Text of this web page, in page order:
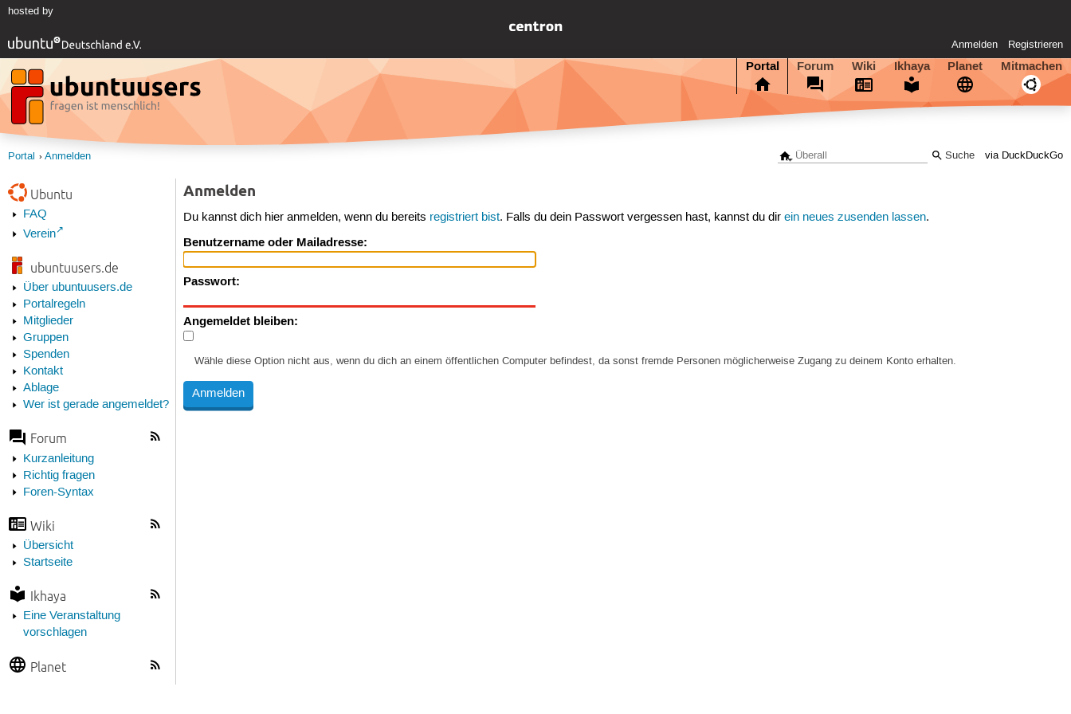
hosted by
Anmelden Registrieren
Portal Forum Wiki Ikhaya Planet Mitmachen
via DuckDuckGo
Portal Anmelden
Ubuntu
FAQ
Verein
ubuntuusers.de
Über ubuntuusers.de
Portalregeln
Mitglieder
Gruppen
Spenden
Kontakt
Ablage
Wer ist gerade angemeldet?
Forum
Kurzanleitung
Richtig fragen
Foren-Syntax
Wiki
Übersicht
Startseite
Ikhaya
Eine Veranstaltung
vorschlagen
Planet
Anmelden
Du kannst dich hier anmelden, wenn du bereits registriert bist. Falls du dein Passwort vergessen hast, kannst du direin neues zusenden lassen.
Benutzername oder Mailadresse:
Passwort:
Angemeldet bleiben:
Wähle diese Option nicht aus, wenn du dich an einem öffentlichen Computer befindest, da sonst fremde Personen möglicherweise Zugang zu deinem Konto erhalten.